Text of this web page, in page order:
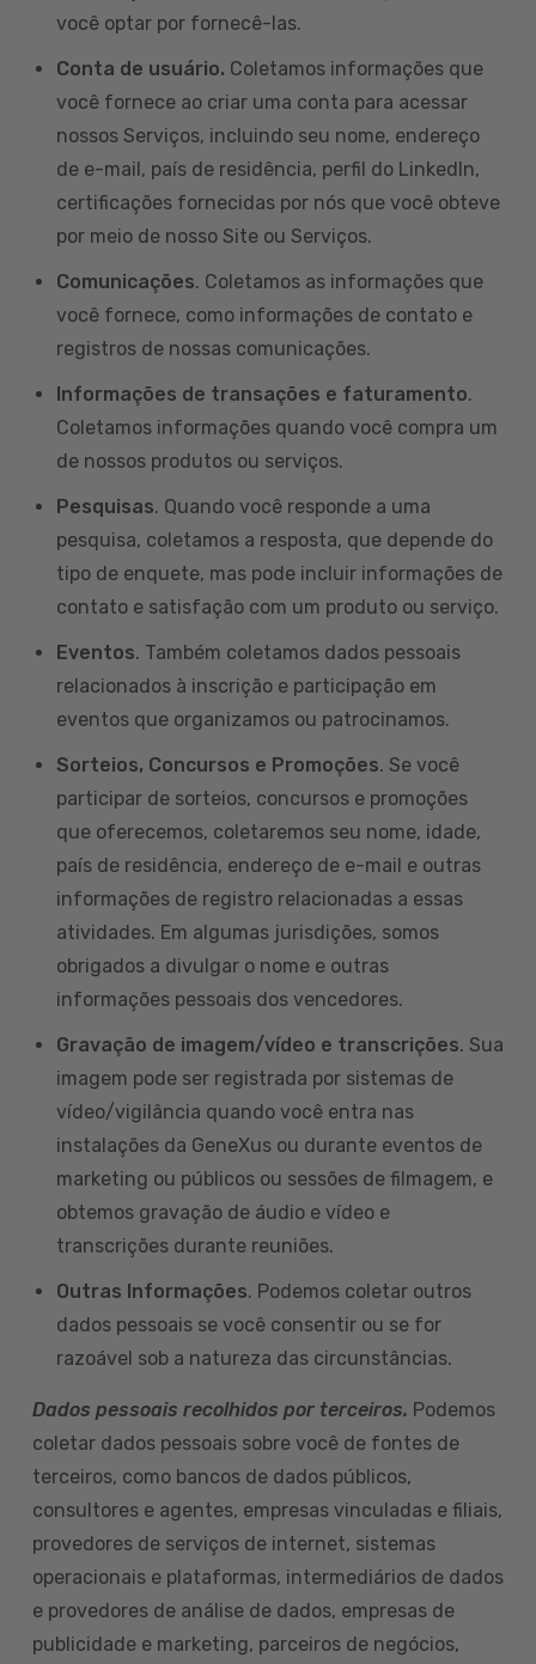
você optar por fornecê-las.
Conta de usuário. Coletamos informações que
você fornece ao criar uma conta para acessar
nossos Serviços, incluindo seu nome, endereço
de e-mail, país de residência, perfil do LinkedIn,
certificações fornecidas por nós que você obteve
por meio de nosso Site ou Serviços.
Comunicações. Coletamos as informações que
você fornece, como informações de contato e
registros de nossas comunicações.
Informações de transações e faturamento.
Coletamos informações quando você compra um
de nossos produtos ou serviços.
Pesquisas. Quando você responde a uma
pesquisa, coletamos a resposta, que depende do
tipo de enquete, mas pode incluir informações de
contato e satisfação com um produto ou serviço.
Eventos. Também coletamos dados pessoais
relacionados à inscrição e participação em
eventos que organizamos ou patrocinamos.
Sorteios, Concursos e Promoções. Se você
participar de sorteios, concursos e promoções
que oferecemos, coletaremos seu nome, idade,
país de residência, endereço de e-mail e outras
informações de registro relacionadas a essas
atividades. Em algumas jurisdições, somos
obrigados a divulgar o nome e outras
informações pessoais dos vencedores.
Gravação de imagem/vídeo e transcrições. Sua
imagem pode ser registrada por sistemas de
vídeo/vigilância quando você entra nas
instalações da GeneXus ou durante eventos de
marketing ou públicos ou sessões de filmagem, e
obtemos gravação de áudio e vídeo e
transcrições durante reuniões.
Outras Informações. Podemos coletar outros
dados pessoais se você consentir ou se for
razoável sob a natureza das circunstâncias.
Dados pessoais recolhidos por terceiros. Podemos
coletar dados pessoais sobre você de fontes de
terceiros, como bancos de dados públicos,
consultores e agentes, empresas vinculadas e filiais,
provedores de serviços de internet, sistemas
operacionais e plataformas, intermediários de dados
e provedores de análise de dados, empresas de
publicidade e marketing, parceiros de negócios,